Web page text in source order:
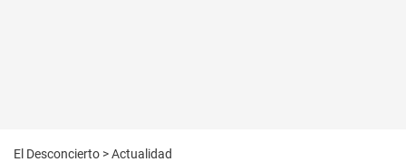
El Desconcierto >Actualidad